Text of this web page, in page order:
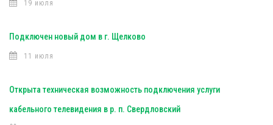
19 июля
Подключен новый дом в г. Щелково
11 июля
Открыта техническая возможность подключения услуги
кабельного телевидения в р. п. Свердловский